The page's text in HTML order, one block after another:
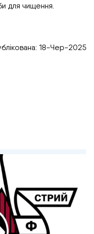
для чищення.
18-Чер-2025